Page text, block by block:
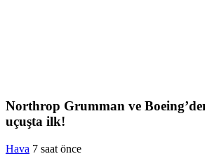
Northrop Grumman ve
uçuşta ilk!
Hava 7 saat önce